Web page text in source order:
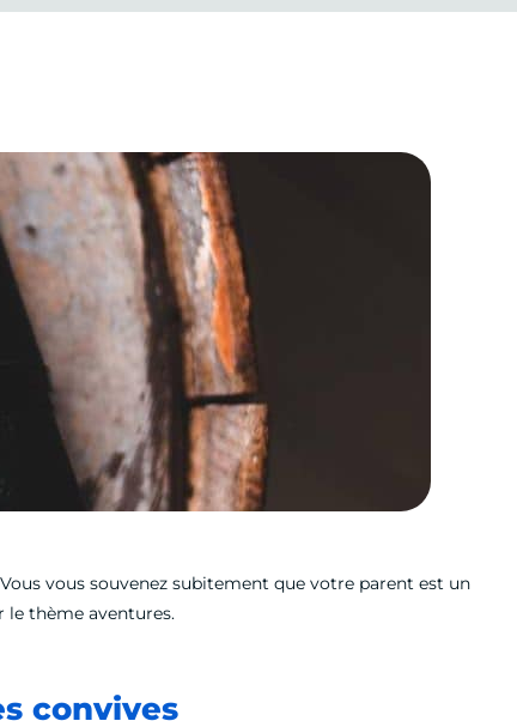
vous souvenez subitement que votre parent est un
le thème aventures.
convives